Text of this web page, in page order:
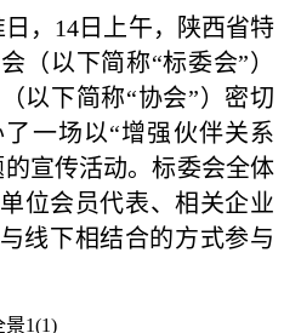
，14日上午，陕西省特
（以下简称“标委会”）
以下简称“协会”）密切
一场以“增强伙伴关系
宣传活动。标委会全体
位会员代表、相关企业
线下相结合的方式参与